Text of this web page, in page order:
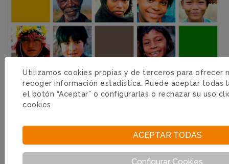
Utilizamos cookies propias y de terceros para ofrecer
recoger información estadística. Puede aceptar todas
el botón “Aceptar” o configurarlas o rechazar su uso
cookies
ACEPTAR TODAS
Configurar Cookies